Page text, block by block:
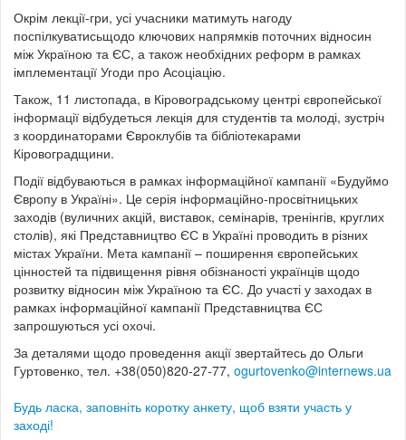
Окрім лекції-гри, усі учасники матимуть нагоду
поспілкуватисьщодо ключових напрямків поточних відносин
між Україною та ЄС, а також необхідних реформ в рамках
імплементації Угоди про Асоціацію.
Також, 11 листопада, в Кіровоградському центрі європейської
інформації відбудеться лекція для студентів та молоді, зустріч
з координаторами Євроклубів та бібліотекарами
Кіровоградщини.
Події відбуваються в рамках інформаційної кампанії «Будуймо
Європу в Україні». Це серія інформаційно-просвітницьких
заходів (вуличних акцій, виставок, семінарів, тренінгів, круглих
столів), які Представництво ЄС в Україні проводить в різних
містах України. Мета кампанії – поширення європейських
цінностей та підвищення рівня обізнаності українців щодо
розвитку відносин між Україною та ЄС. До участі у заходах в
рамках інформаційної кампанії Представництва ЄС
запрошуються усі охочі.
За деталями щодо проведення акції звертайтесь до Ольги
Гуртовенко, тел. +38(050)820-27-77, ogurtovenko@internews.ua
Будь ласка, заповніть коротку анкету, щоб взяти участь у
заході!